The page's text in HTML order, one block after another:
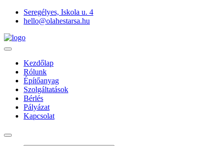
Seregélyes, Iskola u. 4
hello@olahestarsa.hu
Kezdőlap
Rólunk
Építőanyag
Szolgáltatások
Bérlés
Pályázat
Kapcsolat